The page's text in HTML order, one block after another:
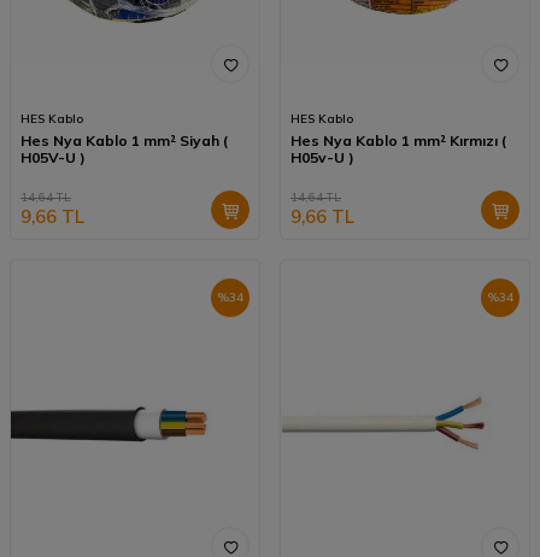
HES Kablo
Hes Nya Kablo 1 mm² Siyah (
H05V-U )
14,64TL
9,66 TL
HES Kablo
Hes Nya Kablo 1 mm² Kırmızı (
H05v-U )
14,64TL
9,66 TL
%34 %34